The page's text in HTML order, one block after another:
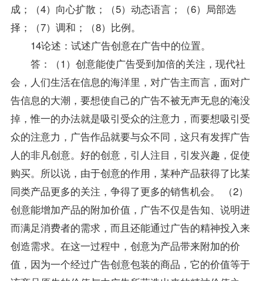
成；（4）向心扩散；（5）动态语言；（6）局部选
择；（7）调和；（8）比例。
14论述：试述广告创意在广告中的位置。
答：（1）创意能使广告受到加倍的关注，现代社
会，人们生活在信息的海洋里，对广告主而言，面对广
告信息的大潮，要想使自己的广告不被无声无息的淹没
掉，惟一的办法就是吸引受众的注意力，而要想吸引受
众的注意力，广告作品就要与众不同，这只有发挥广告
人的非凡创意。好的创意，引人注目，引发兴趣，促使
购买。所以说，由于创意的作用，某种产品获得了比某
同类产品更多的关注，争得了更多的销售机会。 （2）
创意能增加产品的附加价值，广告不仅是告知、说明进
而满足消费者的需求，而且还能通过广告的精神投入来
创造需求。在这一过程中，创意为产品带来附加的价
值，因为一个经过广告创意包装的商品，它的价值等于